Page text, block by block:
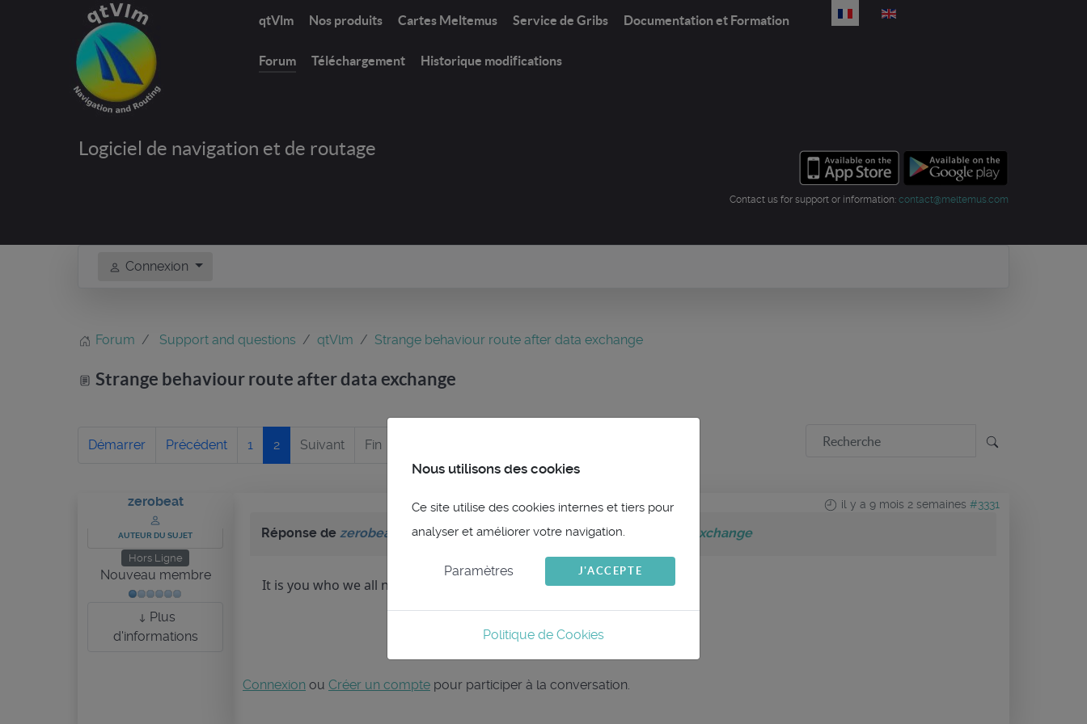
qtVlm Nos produits Cartes Meltemus Service de Gribs Documentation et Formation
Forum Téléchargement Historique modifications
Sélectionnez votre langue
Logiciel de navigation et de routage
Contact us for support or information: contact@meltemus.com
Connexion
Forum Support and questions qtVlm Strange behaviour route after data exchange
Strange behaviour route after data exchange
Démarrer Précédent 1 2 Suivant Fin
zerobeat
AUTEUR DU SUJET
Hors Ligne
Nouveau membre
Plus
d'informations
il y a 9 mois 2 semaines #3331
Réponse de zerobeat sur le sujetStrange behaviour route after data exchange
It is you who we all need to thank!
Connexion ou Créer un compte pour participer à la conversation.
Nous utilisons des cookies
Ce site utilise des cookies internes et tiers pour
analyser et améliorer votre navigation.
Paramètres J'ACCEPTE
Politique de Cookies